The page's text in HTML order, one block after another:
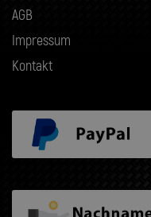
AGB
Impressum
Kontakt